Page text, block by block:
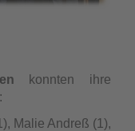
konnten ihre
Malie Andreß (1),